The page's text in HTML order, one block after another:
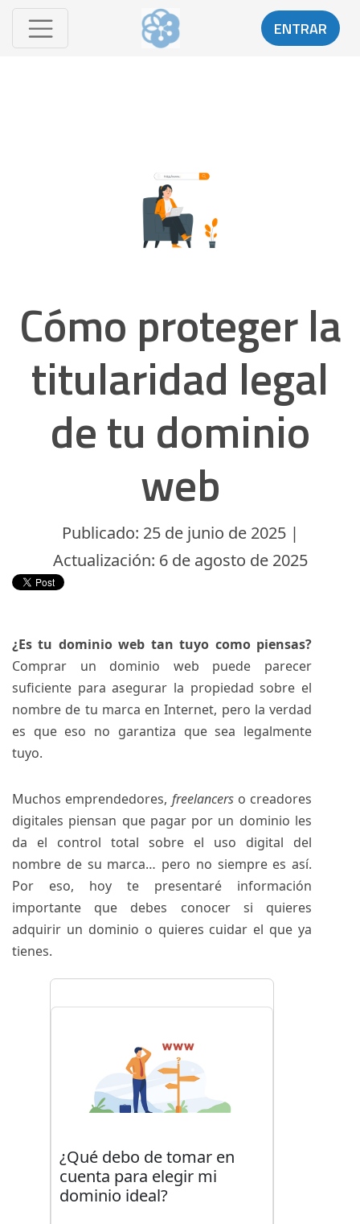
ENTRAR
Cómo proteger la
titularidad legal
de tu dominio
web
Publicado: 25 de junio de 2025 |
Actualización: 6 de agosto de 2025
¿Es tu dominio web tan tuyo como piensas?
Comprar un dominio web puede parecer
suficiente para asegurar la propiedad sobre el
nombre de tu marca en Internet, pero la verdad
es que eso no garantiza que sea legalmente
tuyo.
Muchos emprendedores, freelancerso creadores
digitales piensan que pagar por un dominio les
da el control total sobre el uso digital del
nombre de su marca… pero no siempre es así.
Por eso, hoy te presentaré información
importante que debes conocer si quieres
adquirir un dominio o quieres cuidar el que ya
tienes.
¿Qué debo de tomar en
cuenta para elegir mi
dominio ideal?